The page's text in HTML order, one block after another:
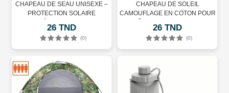
CHAPEAU DE SEAU UNISEXE –
PROTECTION SOLAIRE
26 TND
(0)
CHAPEAU DE SOLEIL
CAMOUFLAGE EN COTON POUR
PLEIN AIR
26 TND
(0)